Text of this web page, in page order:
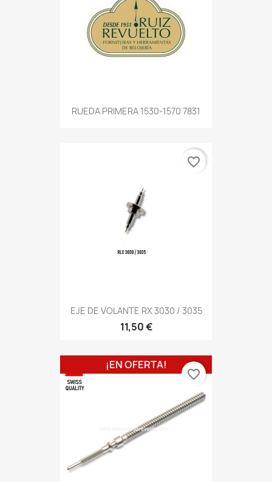
RUEDA PRIMERA 1530-1570 7831
EJE DE VOLANTE RX 3030 / 3035
11,50 €
favorite_border
¡EN OFERTA!
favorite_border